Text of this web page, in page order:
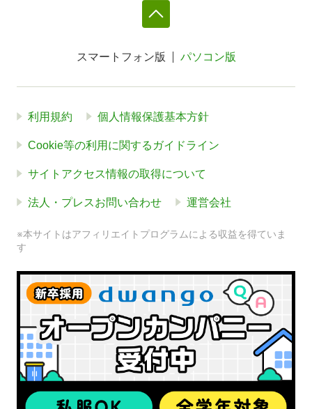
スマートフォン版 パソコン版
利用規約 個人情報保護基本方針
Cookie等の利用に関するガイドライン
サイトアクセス情報の取得について
法人・プレスお問い合わせ 運営会社
※本サイトはアフィリエイトプログラムによる収益を得ていま
す